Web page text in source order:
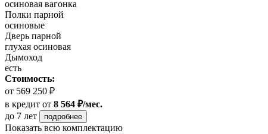
осиновая вагонка
Полки парной
осиновые
Дверь парной
глухая осиновая
Дымоход
есть
Стоимость:
от 569 250 ₽
в кредит от 8 564 ₽/мес.
до 7 лет
подробнее
Показать всю комплектацию